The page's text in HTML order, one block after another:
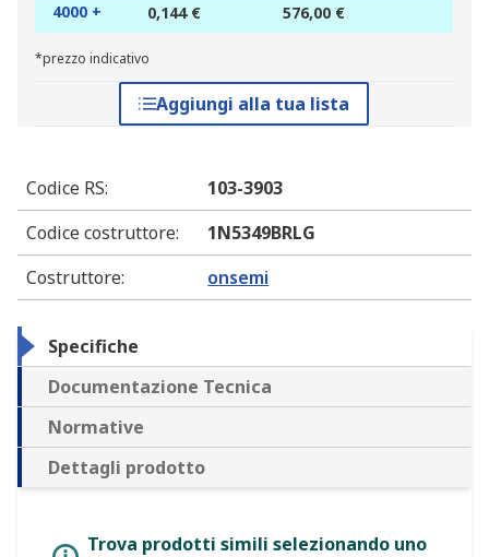
4000 + 0,144 € 576,00 €
*prezzo indicativo
Aggiungi alla tua lista
Codice RS:
103-3903
Codice costruttore:
1N5349BRLG
Costruttore: onsemi
Specifiche
Documentazione Tecnica
Normative
Dettagli prodotto
Trova prodotti simili selezionando uno